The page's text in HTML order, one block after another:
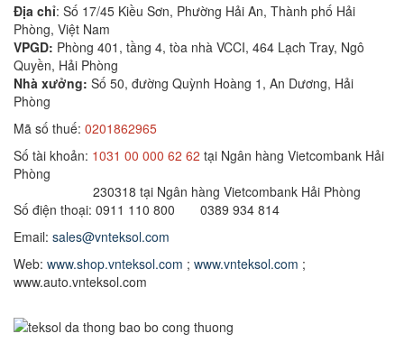
Địa chỉ: Số 17/45 Kiều Sơn, Phường Hải An, Thành phố Hải
Phòng, Việt Nam
VPGD: Phòng 401, tầng 4, tòa nhà VCCI, 464 Lạch Tray, Ngô
Quyền, Hải Phòng
Nhà xưởng: Số 50, đường Quỳnh Hoàng 1, An Dương, Hải
Phòng
Mã số thuế: 0201862965
Số tài khoản: 1031 00 000 62 62 tại Ngân hàng Vietcombank Hải
Phòng
230318 tại Ngân hàng Vietcombank Hải Phòng
Số điện thoại: 0911 110 800 0389 934 814
Email: sales@vnteksol.com
Web: www.shop.vnteksol.com ; www.vnteksol.com ;
www.auto.vnteksol.com